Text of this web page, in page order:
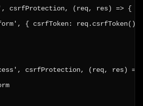
csrfProtection, (req, res) => {
{ csrfToken: req.csrfToken()
csrfProtection, (req, res) =>